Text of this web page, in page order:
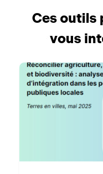
Ces outils
vous